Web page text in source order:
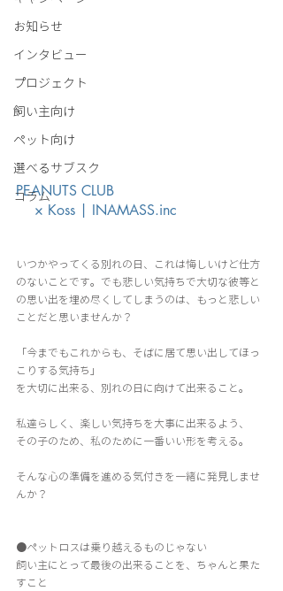
お知らせ
インタビュー
プロジェクト
飼い主向け
ペット向け
選べるサブスク
コラム
PEANUTS CLUB
× Koss | INAMASS.inc
いつかやってくる別れの日、これは悔しいけど仕方
のないことです。でも悲しい気持ちで大切な彼等と
の思い出を埋め尽くしてしまうのは、もっと悲しい
ことだと思いませんか？
「今までもこれからも、そばに居て思い出してほっ
こりする気持ち」
を大切に出来る、別れの日に向けて出来ること。
私達らしく、楽しい気持ちを大事に出来るよう、
その子のため、私のために一番いい形を考える。
そんな心の準備を進める気付きを一緒に発見しませ
んか？
●ペットロスは乗り越えるものじゃない
飼い主にとって最後の出来ることを、ちゃんと果た
すこと